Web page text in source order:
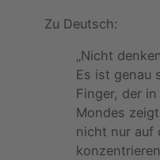
Zu Deutsch:
„Nicht
Es ist genau
Finger, der
Mondes
nicht nur auf